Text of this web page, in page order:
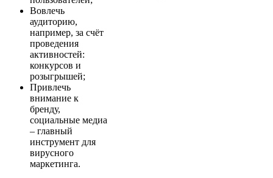
Вовлечь
аудиторию,
например, за счёт
проведения
активностей:
конкурсов и
розыгрышей;
Привлечь
внимание к
бренду,
социальные медиа
– главный
инструмент для
вирусного
маркетинга.